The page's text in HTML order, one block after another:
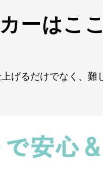
ーはこ
げるだけでなく、難